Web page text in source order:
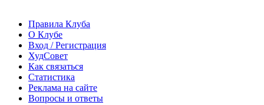
Правила Клуба
О Клубе
Вход / Регистрация
ХудСовет
Как связаться
Статистика
Реклама на сайте
Вопросы и ответы